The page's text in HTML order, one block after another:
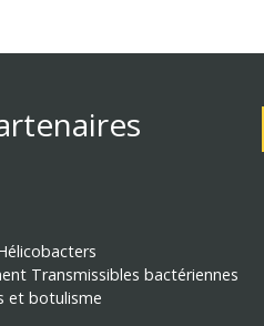
Transmissibles bactériennes
et botulisme